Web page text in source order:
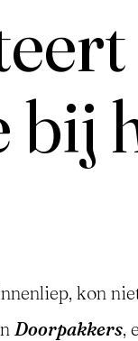
bij
kon
Doorpakkers,